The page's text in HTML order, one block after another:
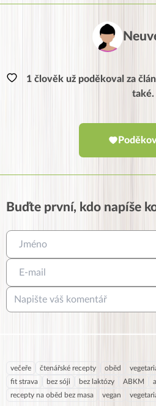
1 člověk už poděkoval za
také.
Buďte první, kdo napíše
večeře čtenářské recepty oběd
fit strava
bez sóji bez laktózy ABKM
recepty na oběd bez masa
vegan